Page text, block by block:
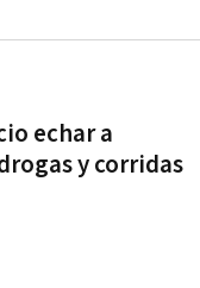
echar a
y corridas